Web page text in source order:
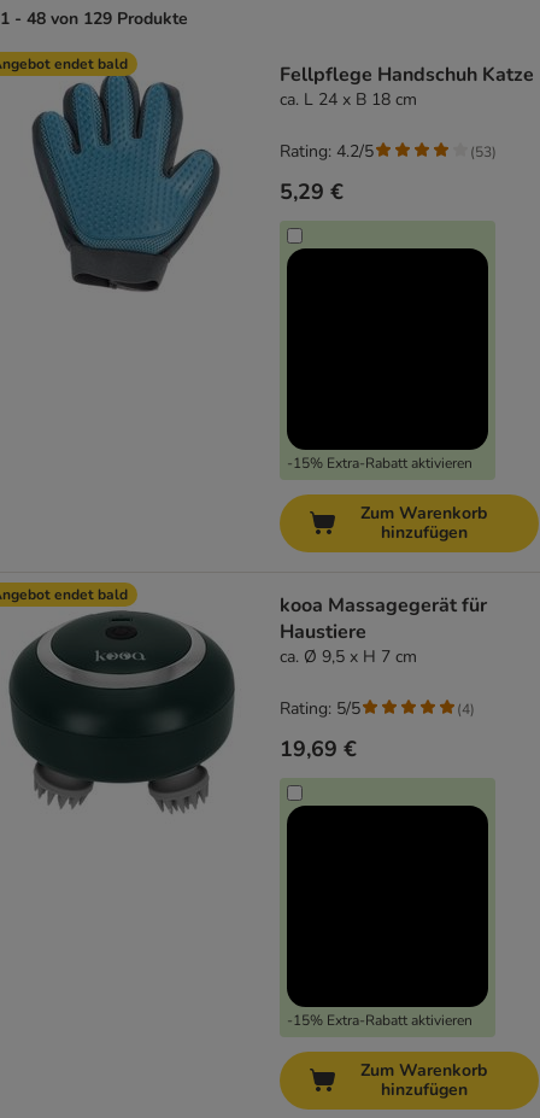
1 - 48 von 129 Produkte
product items have been changed
endet bald Fellpflege Handschuh Katze
ca. L 24 x B 18 cm
5,29 €
-15% Extra-Rabatt aktivieren
Rating: 4.2/5 (53)
Zum Warenkorb
hinzufügen
endet bald
kooa Massagegerät für
Haustiere
ca. Ø 9,5 x H 7 cm
19,69 €
-15% Extra-Rabatt aktivieren
Rating: 5/5 (4)
Zum Warenkorb
hinzufügen